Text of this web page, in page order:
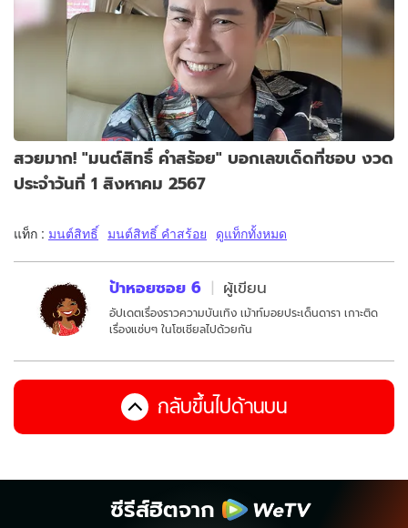
สวยมาก! "มนต์สิทธิ์ คำสร้อย" บอกเลขเด็ดที่ชอบ งวด
ประจำวันที่ 1 สิงหาคม 2567
แท็ก : มนต์สิทธิ์ มนต์สิทธิ์ คำสร้อย ดูแท็กทั้งหมด
ป้าหอยซอย 6 ผู้เขียน
อัปเดตเรื่องราวความบันเทิง เม้าท์มอยประเด็นดารา เกาะติด
เรื่องแซ่บๆ ในโซเชียลไปด้วยกัน
กลับขึ้นไปด้านบน
ซีรีส์ฮิตจาก